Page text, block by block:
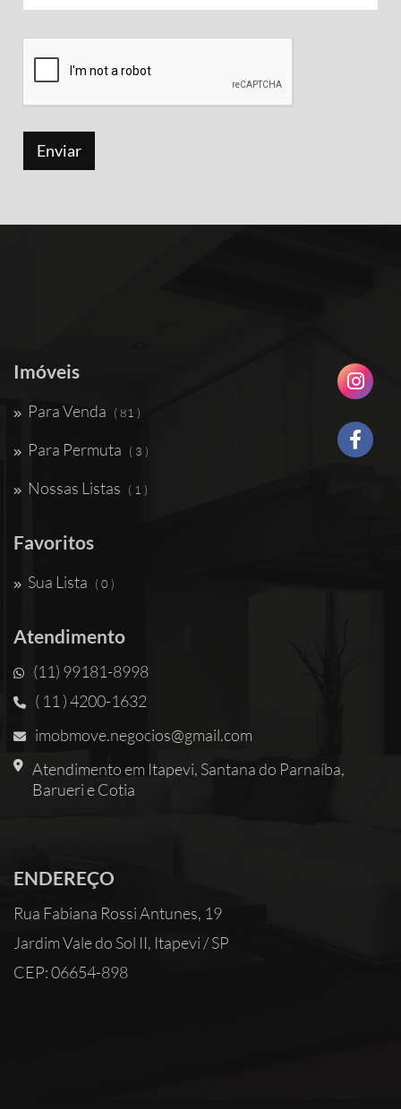
Imóveis
Para Venda ( 81 )
Para Permuta ( 3 )
Nossas Listas ( 1 )
Favoritos
Sua Lista ( 0 )
Atendimento
(11) 99181-8998
( 11 ) 4200-1632
imobmove.negocios@gmail.com
Atendimento em Itapevi, Santana do Parnaíba,
Barueri e Cotia
ENDEREÇO
Rua Fabiana Rossi Antunes, 19
Jardim Vale do Sol II, Itapevi / SP
CEP: 06654-898